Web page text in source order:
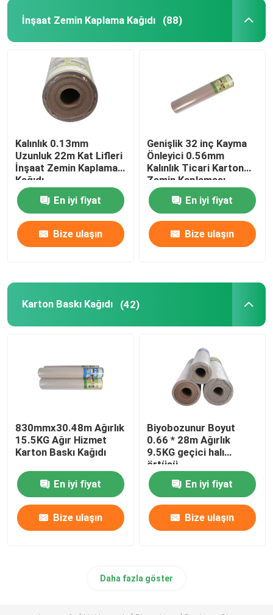
İnşaat Zemin Kaplama Kağıdı (88)
Kalınlık 0.13mm
Uzunluk 22m Kat Lifleri
İnşaat Zemin Kaplama
Kağıdı
En iyi fiyat
Bize ulaşın
Genişlik 32 inç Kayma
Önleyici 0.56mm
Kalınlık Ticari Karton
Zemin Kaplaması
En iyi fiyat
Bize ulaşın
Karton Baskı Kağıdı (42)
830mmx30.48m Ağırlık
15.5KG Ağır Hizmet
Karton Baskı Kağıdı
En iyi fiyat
Bize ulaşın
Biyobozunur Boyut
0.66 * 28m Ağırlık
9.5KG geçici halı
örtüsü
En iyi fiyat
Bize ulaşın
Daha fazla göster